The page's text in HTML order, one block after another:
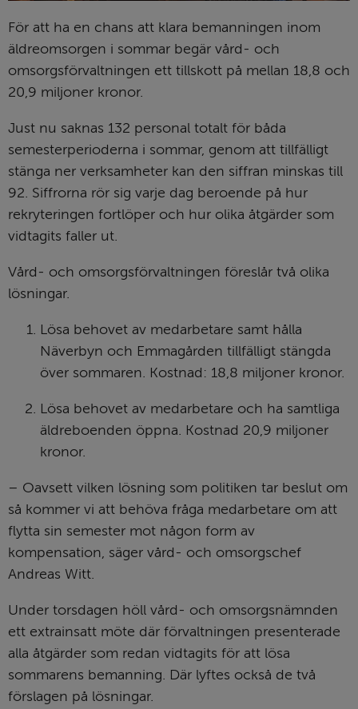
För att ha en chans att klara bemanningen inom
äldreomsorgen i sommar begär vård- och
omsorgsförvaltningen ett tillskott på mellan 18,8 och
20,9 miljoner kronor.
Just nu saknas 132 personal totalt för båda
semesterperioderna i sommar, genom att tillfälligt
stänga ner verksamheter kan den siffran minskas till
92. Siffrorna rör sig varje dag beroende på hur
rekryteringen fortlöper och hur olika åtgärder som
vidtagits faller ut.
Vård- och omsorgsförvaltningen föreslår två olika
lösningar.
Lösa behovet av medarbetare samt hålla
Näverbyn och Emmagården tillfälligt stängda
över sommaren. Kostnad: 18,8 miljoner kronor.
Lösa behovet av medarbetare och ha samtliga
äldreboenden öppna. Kostnad 20,9 miljoner
kronor.
– Oavsett vilken lösning som politiken tar beslut om
så kommer vi att behöva fråga medarbetare om att
flytta sin semester mot någon form av
kompensation, säger vård- och omsorgschef
Andreas Witt.
Under torsdagen höll vård- och omsorgsnämnden
ett extrainsatt möte där förvaltningen presenterade
alla åtgärder som redan vidtagits för att lösa
sommarens bemanning. Där lyftes också de två
förslagen på lösningar.